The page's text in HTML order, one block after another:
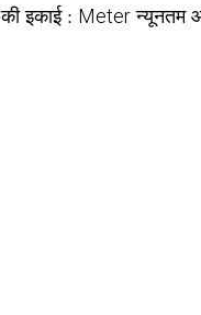
इकाई : Meter न्यूनतम